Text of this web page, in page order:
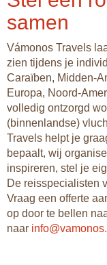
samen
Vámonos Travels
zien tijdens je
Caraïben, Midden-
Europa, Noord-
volledig ontzorgd
(binnenlandse)
Travels helpt je
bepaalt, wij
inspireren, stel je
De reisspecialisten
Vraag een offerte
op door te bellen
naar